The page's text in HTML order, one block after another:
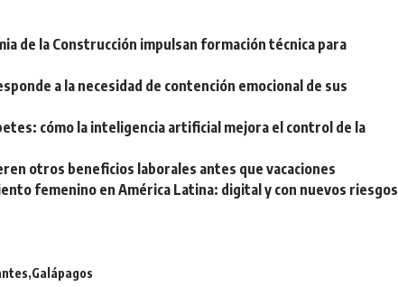
de la Construcción impulsan formación técnica para
a la necesidad de contención emocional de sus
cómo la inteligencia artificial mejora el control de la
otros beneficios laborales antes que vacaciones
femenino en América Latina: digital y con nuevos riesgos
Galápagos